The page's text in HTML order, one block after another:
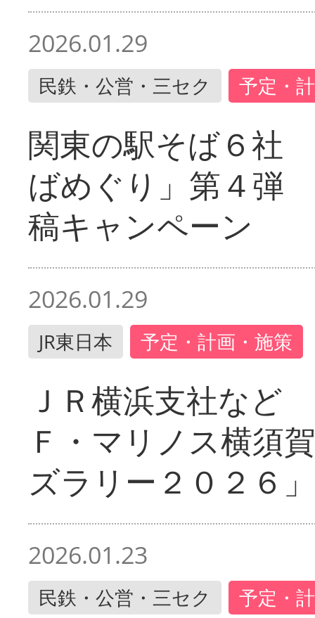
2026.01.29
民鉄・公営・三セク 予定・
関東の駅そば６社
ばめぐり」第４弾
稿キャンペーン
2026.01.29
JR東日本 予定・計画・施策
ＪＲ横浜支社など
Ｆ・マリノス横須
ズラリー２０２６」
2026.01.23
民鉄・公営・三セク 予定・